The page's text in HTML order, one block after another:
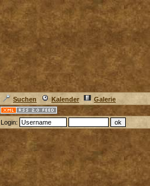
Suchen Kalender Galerie
Login: